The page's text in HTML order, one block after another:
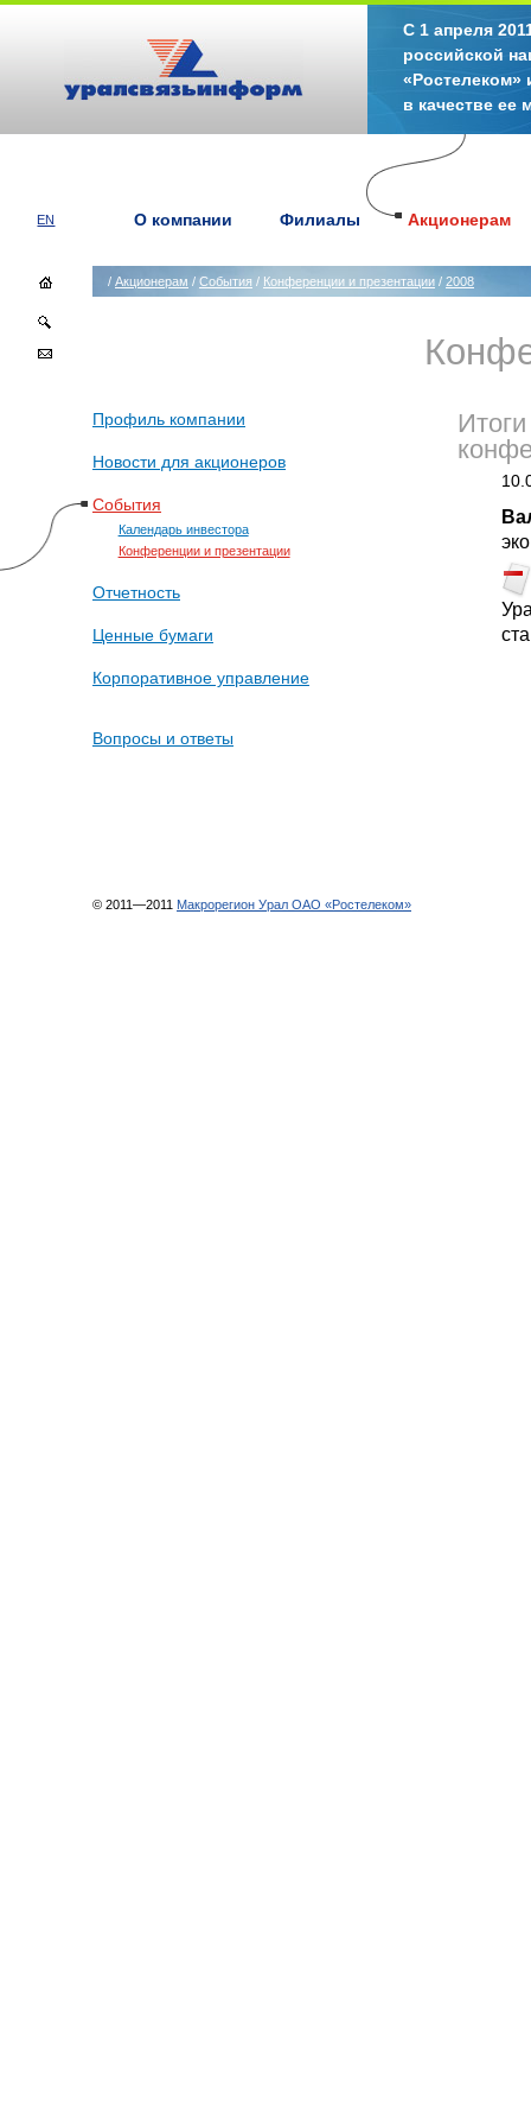
С 1 апреля
российской
«Ростелеком»
в качестве ее
EN О компании Филиалы Акционерам
/ Акционерам / События / Конференции и презентации / 2008
Профиль компании
Новости для акционеров
События
Календарь инвестора
Конференции и презентации
Отчетность
Ценные бумаги
Корпоративное управление
Вопросы и ответы
© 2011—2011 Макрорегион Урал ОАО «Ростелеком»